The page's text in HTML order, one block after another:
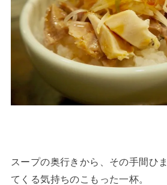
スープの奥行きから、その手間ひ
てくる気持ちのこもった一杯。